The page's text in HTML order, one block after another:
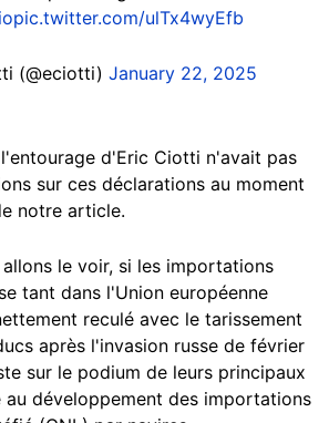
pic.twitter.com/ulTx4wyEfb
(@eciotti) January 22, 2025
d'Eric Ciotti n'avait pas
sur ces déclarations au moment
notre article.
le voir, si les importations
tant dans l'Union européenne
reculé avec le tarissement
après l'invasion russe de février
sur le podium de leurs principaux
au développement des importations